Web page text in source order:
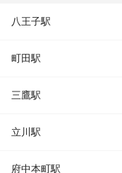
八王子駅
町田駅
三鷹駅
立川駅
府中本町駅